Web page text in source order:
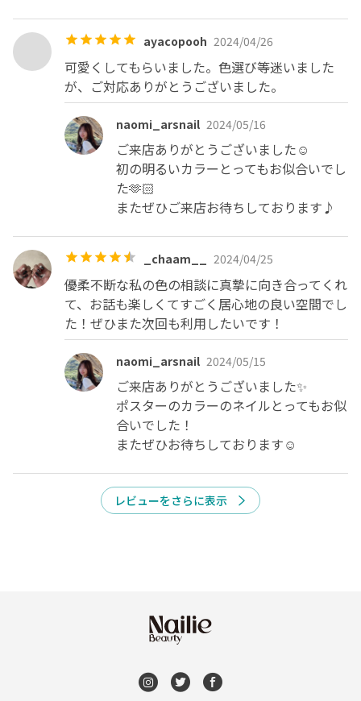
・予約後の時間変更希望される方非常に多いです。対応で
きない可能性の方が高いため必ずスケジュールをよく確認
してから余裕をもってご予約お願いいたします。
やむを得ず変更、キャンセル希望の方は
前々日営業時間内11:00~20:00にご連絡お願いいたしま
体調不良、遅延、ビル内迷い中などいかなる場合も例外は
ございませんのであらかじめご了承ください。
当ビル内で迷い遅刻してしまう方非常に多いです。今一度
・ご不明点ございましたらお店にご連絡お願いいたしま
す。
ayacopooh 2024/04/26
可愛くしてもらいました。色選び等迷いました
が、ご対応ありがとうございました。
naomi_arsnail 2024/05/16
ご来店ありがとうございました☺️
初の明るいカラーとってもお似合いでし
た🫶🏻
またぜひご来店お待ちしております♪
_chaam__ 2024/04/25
優柔不断な私の色の相談に真摯に向き合ってくれ
て、お話も楽しくてすごく居心地の良い空間でし
た！ぜひまた次回も利用したいです！
naomi_arsnail 2024/05/15
ご来店ありがとうございました✨️
ポスターのカラーのネイルとってもお似
合いでした！
またぜひお待ちしております☺️
レビューをさらに表示